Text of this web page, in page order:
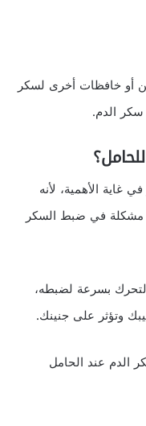
أو خافظات أخرى لسكر
الدم.
غاية الأهمية، لأنه
مشكلة في ضبط السكر
بسرعة لضبطه،
وتؤثر على جنينك.
عند الحامل